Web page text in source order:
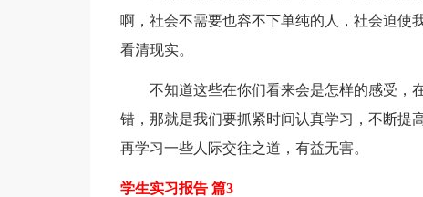
啊，社会不需要也容不下单纯的人，社会迫使
看清现实。
不知道这些在你们看来会是怎样的感受，
错，那就是我们要抓紧时间认真学习，不断提
再学习一些人际交往之道，有益无害。
学生实习报告 篇3